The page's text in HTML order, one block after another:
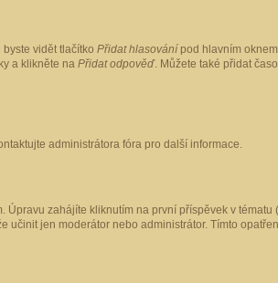
vidět tlačítko Přidat hlasování pod hlavním
a klikněte na Přidat odpověď. Můžete také přidat
administrátora fóra pro další informace.
zahájíte kliknutím na první příspěvek v
jen moderátor nebo administrátor. Tímto